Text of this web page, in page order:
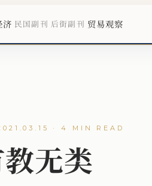
济 民国副刊 后街副刊 贸易观察
· 4 MIN READ
无类